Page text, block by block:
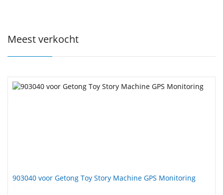
Meest verkocht
903040 voor Getong Toy Story Machine GPS Monitoring